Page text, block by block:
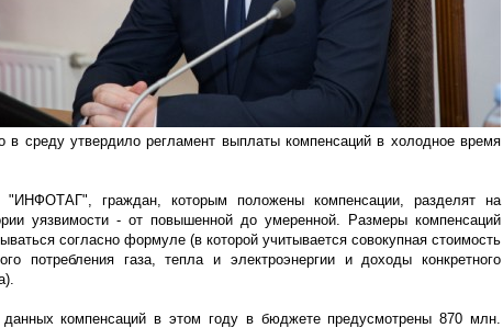
в среду утвердило регламент выплаты компенсаций в холодное время
"ИНФОТАГ", граждан, которым положены компенсации, разделят на
уязвимости - от повышенной до умеренной. Размеры компенсаций
согласно формуле (в которой учитывается совокупная стоимость
потребления газа, тепла и электроэнергии и доходы конкретного
компенсаций в этом году в бюджете предусмотрены 870 млн.